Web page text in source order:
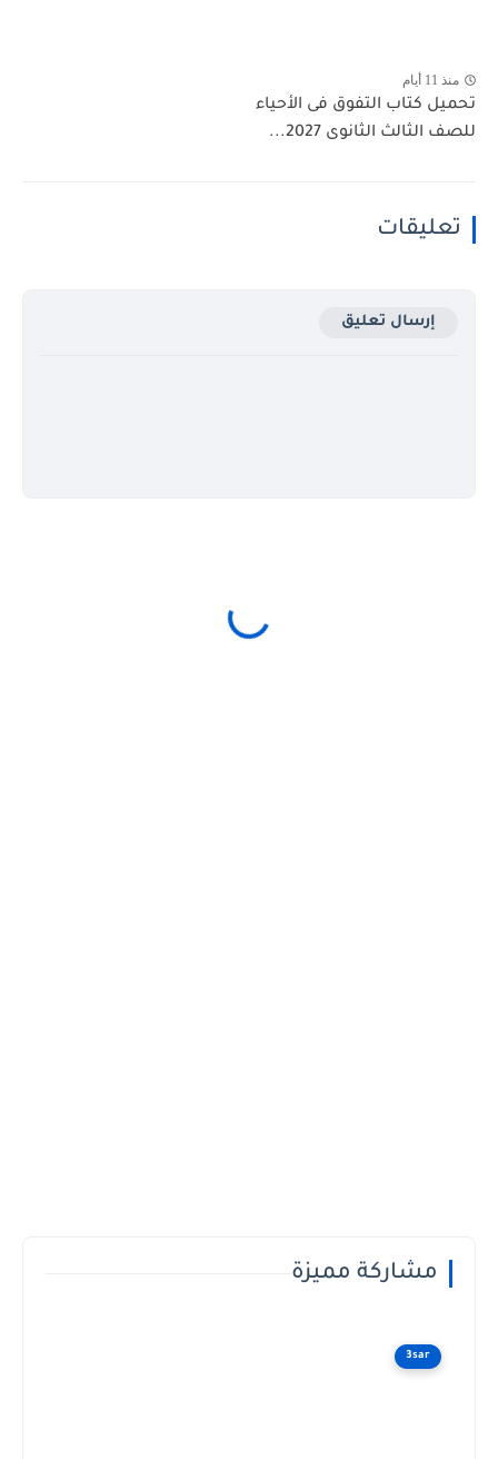
كتاب التفوق فى الأحياء
الثانوى 2027...
إرسال تعليق
مشاركة مميزة